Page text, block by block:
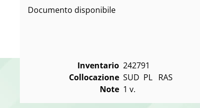
Documento disponibile
Inventario 242791
Collocazione SUD  PL   RAS
Note 1 v.